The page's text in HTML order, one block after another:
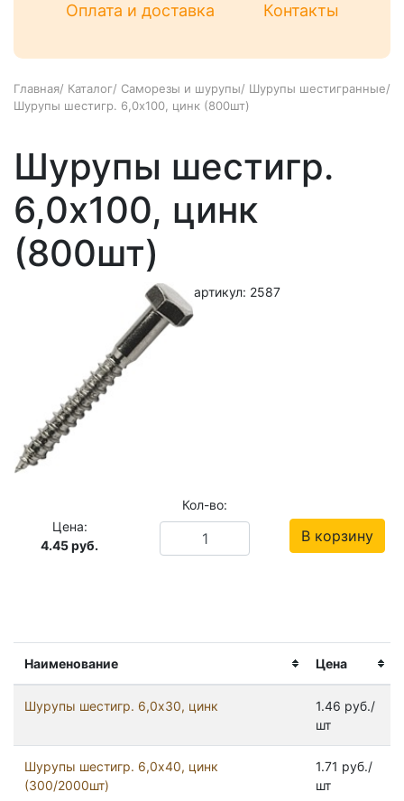
Оплата и доставка
Контакты
Главная/ Каталог/ Саморезы и шурупы/ Шурупы шестигранные/
Шурупы шестигр. 6,0х100, цинк (800шт)
Наименование Цена
Шурупы шестигр. 6,0x30, цинк
1.46 руб./
шт
Шурупы шестигр. 6,0x40, цинк
(300/2000шт)
1.71 руб./
шт
Шурупы шестигр.
6,0х100, цинк
(800шт)
артикул: 2587
Цена:
4.45руб.
Кол-во:
В корзину